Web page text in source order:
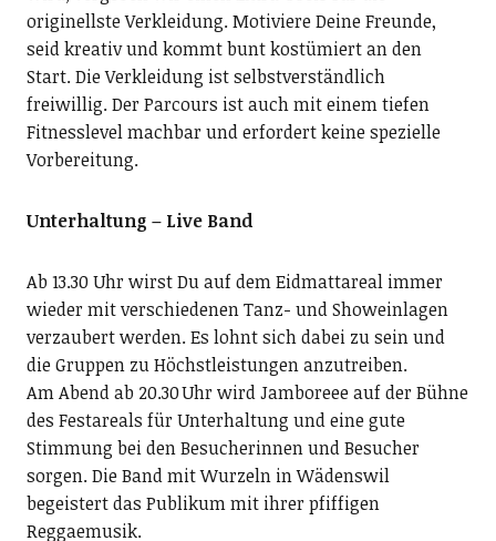
originellste Verkleidung. Motiviere Deine Freunde,
seid kreativ und kommt bunt kostümiert an den
Start. Die Verkleidung ist selbstverständlich
freiwillig. Der Parcours ist auch mit einem tiefen
Fitnesslevel machbar und erfordert keine spezielle
Vorbereitung.
Unterhaltung – Live Band
Ab 13.30 Uhr wirst Du auf dem Eidmattareal immer
wieder mit verschiedenen Tanz- und Showeinlagen
verzaubert werden. Es lohnt sich dabei zu sein und
die Gruppen zu Höchstleistungen anzutreiben.
Am Abend ab 20.30 Uhr wird Jamboreee auf der Bühne
des Festareals für Unterhaltung und eine gute
Stimmung bei den Besucherinnen und Besucher
sorgen. Die Band mit Wurzeln in Wädenswil
begeistert das Publikum mit ihrer pfiffigen
Reggaemusik.